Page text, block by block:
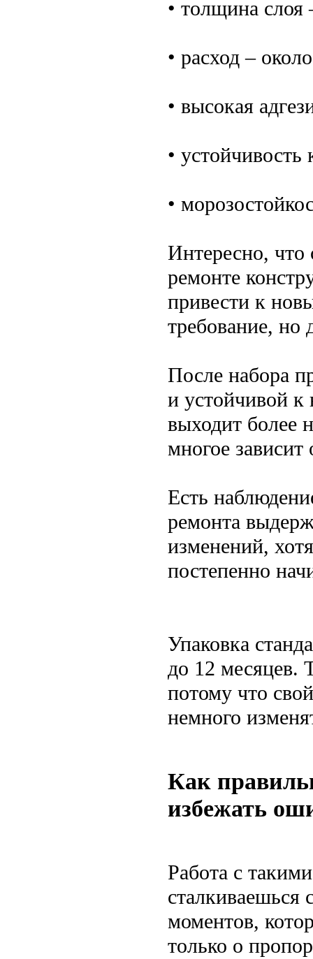
• толщина
• расход –
• высокая
•
•
Интересно, что
ремонте
привести к
требование, но
После набора
и устойчивой к
выходит более
многое зависит
Есть
ремонта
изменений,
постепенно
Упаковка
до 12 месяцев.
потому что
немного
Как
избежать
Работа с
сталкиваешься
моментов,
только о